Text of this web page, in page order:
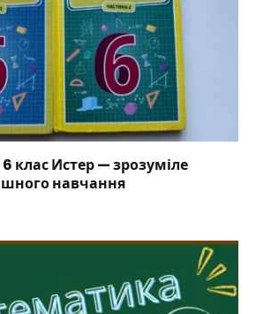
клас Истер — зрозуміле
навчання